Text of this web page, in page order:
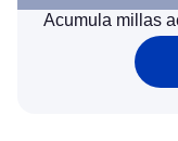
Acumula millas